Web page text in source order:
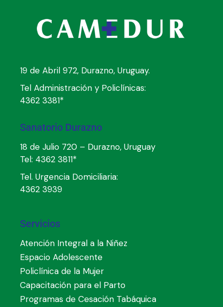
19 de Abril 972, Durazno, Uruguay.
Tel Administración y Policlínicas:
4362 3381*
Sanatorio Durazno
18 de Julio 720 – Durazno, Uruguay
Tel: 4362 3811*
Tel. Urgencia Domiciliaria:
4362 3939
Servicios
Atención Integral a la Niñez
Espacio Adolescente
Policlínica de la Mujer
Capacitación para el Parto
Programas de Cesación Tabáquica